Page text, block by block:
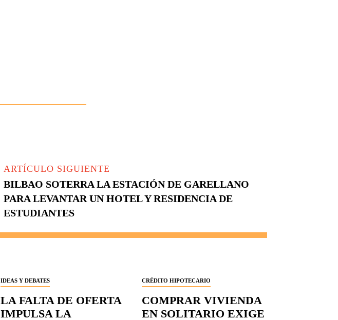
ARTÍCULO SIGUIENTE
BILBAO SOTERRA LA ESTACIÓN DE GARELLANO
PARA LEVANTAR UN HOTEL Y RESIDENCIA DE
ESTUDIANTES
IDEAS Y DEBATES
LA FALTA DE OFERTA
IMPULSA LA
CRÉDITO HIPOTECARIO
COMPRAR VIVIENDA
EN SOLITARIO EXIGE